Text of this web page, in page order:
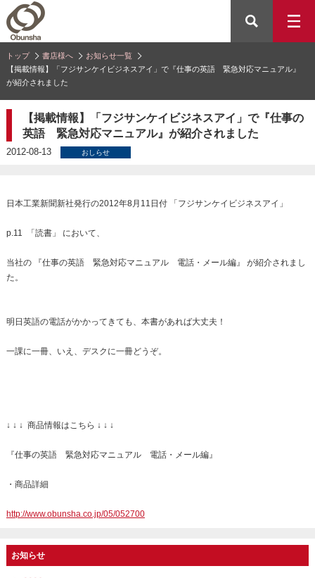
トップ 書店様へ
お知らせ一覧
【掲載情報】「フジサンケイビジネスアイ」で『仕事の英語 緊急対応マニュアル』
が紹介されました
【掲載情報】「フジサンケイビジネスアイ」で『仕事の
英語 緊急対応マニュアル』が紹介されました
2012-08-13 おしらせ
日本工業新聞新社発行の2012年8月11日付 「フジサンケイビジネスアイ」
p.11 「読書」 において、
当社の 『仕事の英語 緊急対応マニュアル 電話・メール編』 が紹介されまし
た。
明日英語の電話がかかってきても、本書があれば大丈夫！
一課に一冊、いえ、デスクに一冊どうぞ。
↓ ↓ ↓ 商品情報はこちら ↓ ↓ ↓
『仕事の英語 緊急対応マニュアル 電話・メール編』
・商品詳細
http://www.obunsha.co.jp/05/052700
お知らせ